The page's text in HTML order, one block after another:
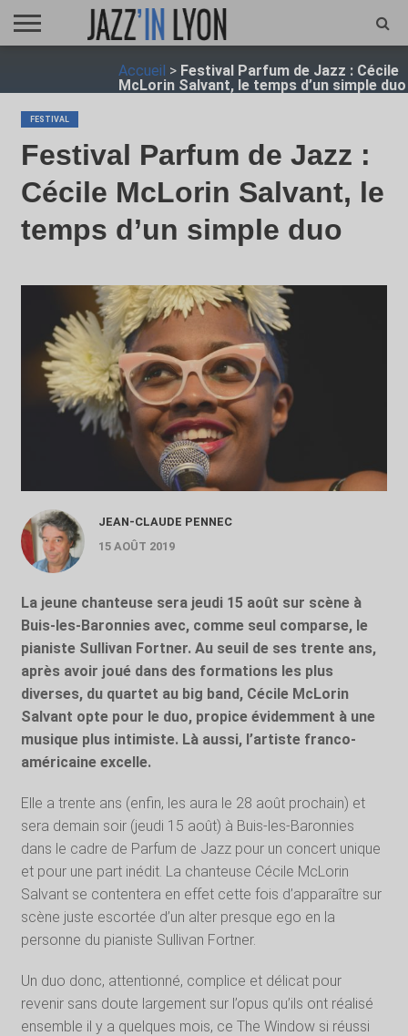
JAZZ
Accueil > Festival Parfum de Jazz : Cécile
McLorin Salvant, le temps d’un simple duo
FESTIVAL
Festival Parfum de Jazz :
Cécile McLorin Salvant, le
temps d’un simple duo
JEAN-CLAUDE PENNEC
15 AOÛT 2019
La jeune chanteuse sera jeudi 15 août sur scène à
Buis-les-Baronnies avec, comme seul comparse, le
pianiste Sullivan Fortner. Au seuil de ses trente ans,
après avoir joué dans des formations les plus
diverses, du quartet au big band, Cécile McLorin
Salvant opte pour le duo, propice évidemment à une
musique plus intimiste. Là aussi, l’artiste franco-
américaine excelle.
Elle a trente ans (enfin, les aura le 28 août prochain) et
sera demain soir (jeudi 15 août) à Buis-les-Baronnies
dans le cadre de Parfum de Jazz pour un concert unique
et pour une part inédit. La chanteuse Cécile McLorin
Salvant se contentera en effet cette fois d’apparaître sur
scène juste escortée d’un alter presque ego en la
personne du pianiste Sullivan Fortner.
Un duo donc, attentionné, complice et délicat pour
revenir sans doute largement sur l’opus qu’ils ont réalisé
ensemble il y a quelques mois, ce The Window si réussi